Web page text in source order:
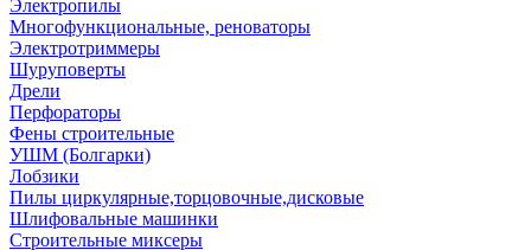
Электропилы
Многофункциональные, реноваторы
Электротриммеры
Шуруповерты
Дрели
Перфораторы
Фены строительные
УШМ (Болгарки)
Лобзики
Пилы циркулярные,торцовочные,дисковые
Шлифовальные машинки
Строительные миксеры